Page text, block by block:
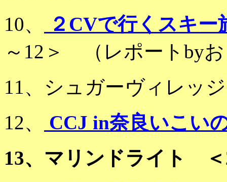
10、
２CVで行くスキー
～12＞ （レポートby
11、シュガーヴィレッ
12、
CCJ in奈良いこい
13、マリンドライト ＜